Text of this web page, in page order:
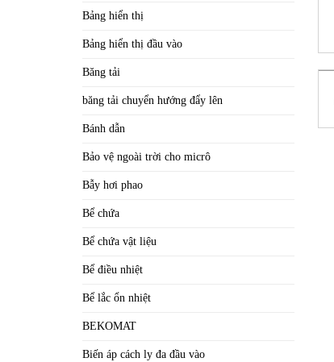
Bảng hiển thị
Bảng hiển thị đầu vào
Băng tải
băng tải chuyển hướng đẩy lên
Bánh dẫn
Bảo vệ ngoài trời cho micrô
Bẫy hơi phao
Bể chứa
Bể chứa vật liệu
Bể điều nhiệt
Bể lắc ổn nhiệt
BEKOMAT
Biến áp cách ly đa đầu vào